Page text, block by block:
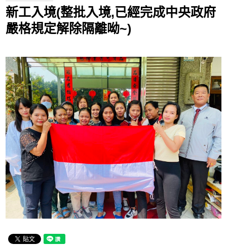
看護資訊
海外選工
到宅教學服務
表單下載
家庭幫傭
廠工營造工
養護機構工
農林漁牧外勞
線上選工
印尼籍
越南籍
菲律賓籍
服務案例
農糧業
外展農務
畜牧業
陸上魚塭養殖漁業
看護服務
活動影片
聯絡我們
新工入境(整批入境,已經完成中央政府
嚴格規定解除隔離呦~)